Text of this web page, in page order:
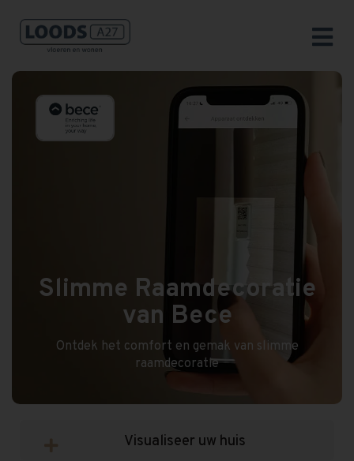
Slimme Raamdecoratie
van Bece
Ontdek het comfort en gemak van slimme
raamdecoratie
Visualiseer uw huis